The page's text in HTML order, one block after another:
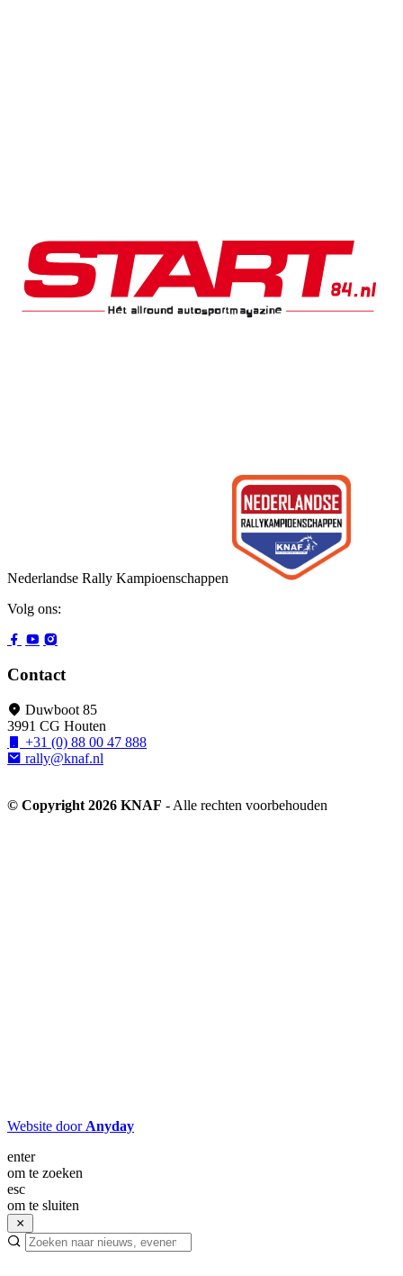
Nederlandse Rally Kampioenschappen
Volg ons:
Contact
Duwboot 85
3991 CG Houten
+31 (0) 88 00 47 888
rally@knaf.nl
© Copyright 2026 KNAF - Alle rechten voorbehouden
Website doorAnyday
enter
om te zoeken
esc
om te sluiten